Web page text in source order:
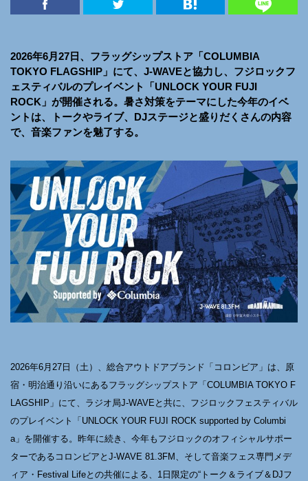
2026年6月27日、フラッグシップストア「COLUMBIA
TOKYO FLAGSHIP」にて、J-WAVEと協力し、フジロックフ
ェスティバルのプレイベント「UNLOCK YOUR FUJI
ROCK」が開催される。暑さ対策をテーマにした今年のイベ
ントは、トークやライブ、DJステージと盛りだくさんの内容
で、音楽ファンを魅了する。
2026年6月27日（土）、総合アウトドアブランド「コロンビア」は、原
宿・明治通り沿いにあるフラッグシップストア「COLUMBIA TOKYO F
LAGSHIP」にて、ラジオ局J-WAVEと共に、フジロックフェスティバル
のプレイベント「UNLOCK YOUR FUJI ROCK supported by Columbi
a」を開催する。昨年に続き、今年もフジロックのオフィシャルサポー
ターであるコロンビアとJ-WAVE 81.3FM、そして音楽フェス専門メデ
ィア・Festival Lifeとの共催による、1日限定の“トーク＆ライブ＆DJフ